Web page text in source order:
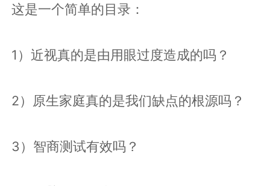
这是一个简单的目录：
1）近视真的是由用眼过度造成的吗？
2）原生家庭真的是我们缺点的根源吗？
3）智商测试有效吗？